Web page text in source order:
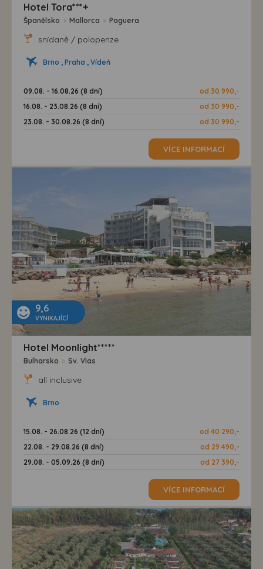
Hotel Tora***+
Španělsko > Mallorca > Paguera
snídaně / polopenze
Brno , Praha , Vídeň
09.08. - 16.08.26 (8 dní)
od 30 990,-
16.08. - 23.08.26 (8 dní)
od 30 990,-
23.08. - 30.08.26 (8 dní)
od 30 990,-
VÍCE INFORMACÍ
9,6
VYNIKAJÍCÍ
Hotel Moonlight*****
Bulharsko > Sv. Vlas
all inclusive
Brno
15.08. - 26.08.26 (12 dní)
od 40 290,-
22.08. - 29.08.26 (8 dní)
od 29 490,-
29.08. - 05.09.26 (8 dní)
od 27 390,-
VÍCE INFORMACÍ